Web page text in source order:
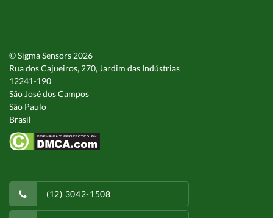
© Sigma Sensors 2026
Rua dos Cajueiros, 270, Jardim das Indústrias
12241-190
São José dos Campos
São Paulo
Brasil
(12) 3042-1508